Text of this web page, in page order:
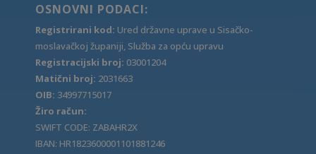
OSNOVNI PODACI:
Registrirani kod: Ured državne uprave u Sisačko-
moslavačkoj županiji, Služba za opću upravu
Registracijski broj: 03001204
Matični broj: 2031663
OIB: 34997715017
Žiro račun:
SWIFT CODE: ZABAHR2X
IBAN: HR1823600001101881246